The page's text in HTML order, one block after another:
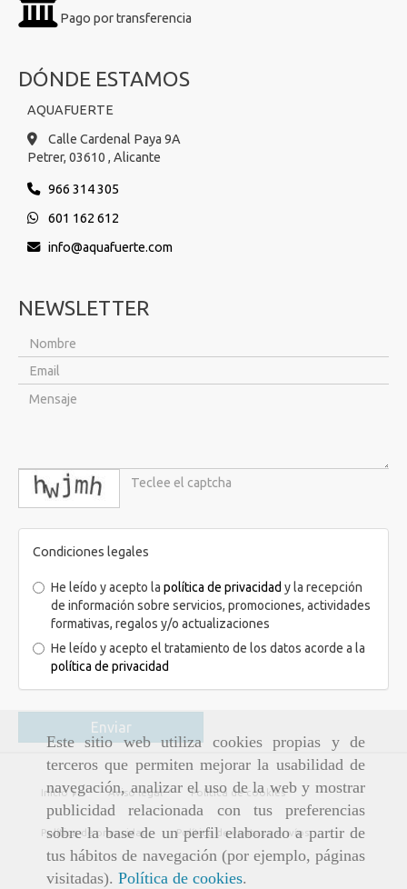
Este sitio web utiliza cookies propias y de
terceros que permiten mejorar la usabilidad de
navegación, analizar el uso de la web y mostrar
publicidad relacionada con tus preferencias
sobre la base de un perfil elaborado a partir de
tus hábitos de navegación (por ejemplo, páginas
visitadas). Política de cookies.
Pago por transferencia
DÓNDE ESTAMOS
AQUAFUERTE
Calle Cardenal Paya 9A
Petrer, 03610 , Alicante
966 314 305
601 162 612
info
aquafuerte.com
NEWSLETTER
captcha
Condiciones legales
He leído y acepto la política de privacidad y la recepción
de información sobre servicios, promociones, actividades
formativas, regalos y/o actualizaciones
He leído y acepto el tratamiento de los datos acorde a la
política de privacidad
Enviar
Inicio Aviso legal Política de cookies
Política de privacidad Política de ventas y envíos